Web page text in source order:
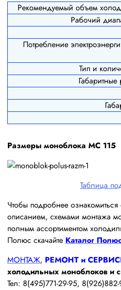
Рекомендуемый объем
Рабочий
Потребление
Тип и
Размеры моноблока MС 115
Таблица
Чтобы подробнее ознакомиться
описанием, схемами монтажа
полным ассортиментом
Полюс скачайте Каталог Полюс
МОНТАЖ, РЕМОНТ и
холодильных моноблоков и
Тел: 8(495)771-29-95,